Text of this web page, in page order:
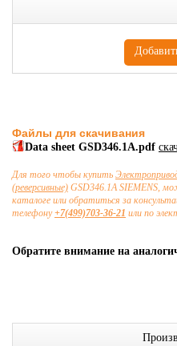
Файлы для скачивания
Data sheet GSD346.1A.pdf
Для того чтобы купить
(реверсивные) GSD346.1A SIEMENS,
каталоге или обратиться за
телефону+7(499)703-36-21 или по
Обратите внимание на